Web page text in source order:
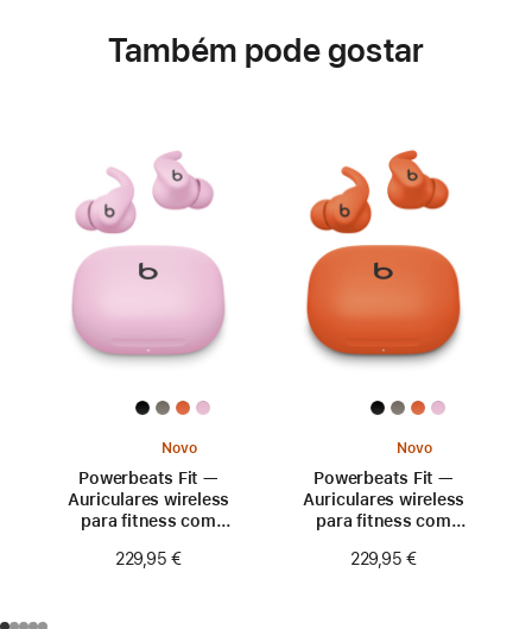
Também pode gostar
Novo
Powerbeats Fit —
Auriculares wireless
para fitness com
Rosa fogo
229,95 €
Novo
Powerbeats Fit —
Auriculares wireless
para fitness com
Laranja explosivo
229,95 €